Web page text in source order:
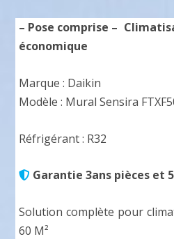
i
i
i
– Pose comprise –
économique
Marque : Daikin
Modèle : Mural Sensira
Réfrigérant : R32
Garantie 3ans pièces et
Solution complète pour
60 M²